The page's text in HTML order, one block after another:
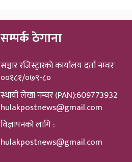
सम्पर्क ठेगाना
सञ्चार रजिस्ट्रारकाे कार्यालय दर्ता नम्वरः
००१८१/०७९-८०
स्थायी लेखा नम्वर (PAN):609773932
hulakpostnews@gmail.com
विज्ञापनको लागि :
hulakpostnews@gmail.com